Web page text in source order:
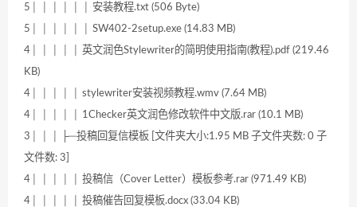
5│ │ │ │ │ │ 安装教程.txt (506 Byte)
5│ │ │ │ │ │ SW402-2setup.exe (14.83 MB)
4│ │ │ │ │ 英文润色Stylewriter的简明使用指南(教程).pdf (219.46
KB)
4│ │ │ │ │ stylewriter安装视频教程.wmv (7.64 MB)
4│ │ │ │ │ 1Checker英文润色修改软件中文版.rar (10.1 MB)
3│ │ │ ├─投稿回复信模板 [文件夹大小:1.95 MB 子文件夹数: 0 子
文件数: 3]
4│ │ │ │ │ 投稿信（Cover Letter）模板参考.rar (971.49 KB)
4│ │ │ │ │ 投稿催告回复模板.docx (33.04 KB)